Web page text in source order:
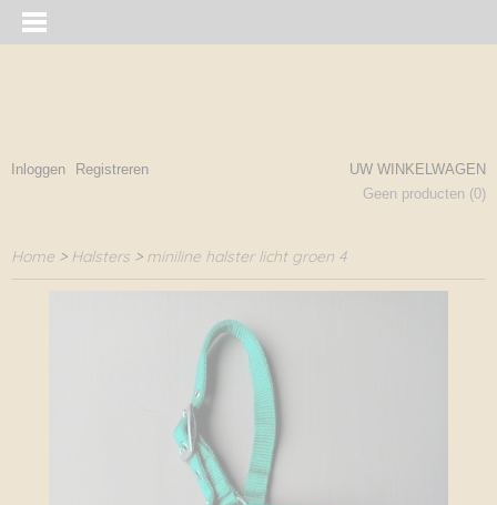
Inloggen Registreren
UW WINKELWAGEN
Geen producten (0)
Home > Halsters > miniline halster licht groen 4